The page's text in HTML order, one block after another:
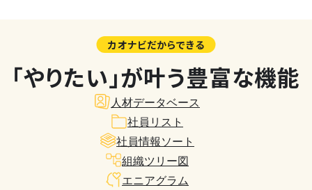
カオナビだからできる
「やりたい」が叶う豊富な機能
人材データベース
社員リスト
社員情報ソート
組織ツリー図
エニアグラム